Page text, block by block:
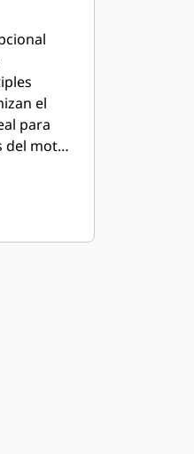
el
motor